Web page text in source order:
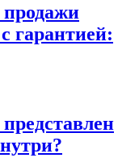
продажи
гарантией: